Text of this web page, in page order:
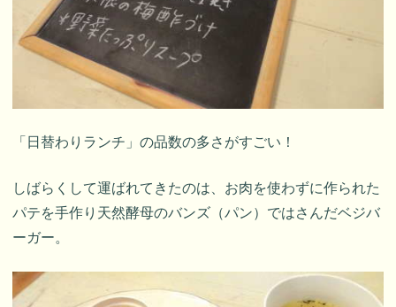
「日替わりランチ」の品数の多さがすごい！
しばらくして運ばれてきたのは、お肉を使わずに作られた
パテを手作り天然酵母のバンズ（パン）ではさんだベジバ
ーガー。